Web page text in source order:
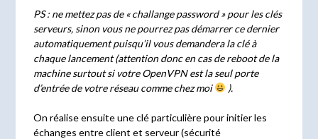
PS : ne mettez pas de « challange password » pour les clés
serveurs, sinon vous ne pourrez pas démarrer ce dernier
automatiquement puisqu’il vous demandera la clé à
chaque lancement (attention donc en cas de reboot de la
machine surtout si votre OpenVPN est la seul porte
d’entrée de votre réseau comme chez moi
).
On réalise ensuite une clé particulière pour initier les
échanges entre client et serveur (sécurité